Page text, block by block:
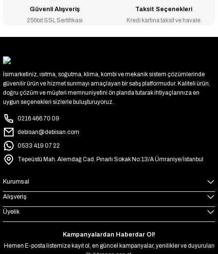
Güvenli Alışveriş
256bit SSL Sertifikası
Taksit Seçenekleri
Kredi kartına taksit ve havale
İsimarketiniz, ısıtma, soğutma, klima, kombi ve mekanik sistem çözümlerinde
güvenilir ürün ve hizmet sunmayı amaçlayan bir satış platformudur. Kaliteli ürün,
doğru çözüm ve müşteri memnuniyetini ön planda tutarak ihtiyaçlarınıza en
uygun seçenekleri sizlerle buluşturuyoruz.
0216 466 70 09
debisan@debisan.com
0533 419 07 22
Tepeüstü Mah. Alemdağ Cad. Pınarlı Sokak No:13/A Ümraniye/İstanbul
Kurumsal
Alışveriş
Üyelik
Kampanyalardan Haberdar Ol!
Hemen E-posta listemize kayıt ol, en güncel kampanyalar, yenilikler ve duyuruları